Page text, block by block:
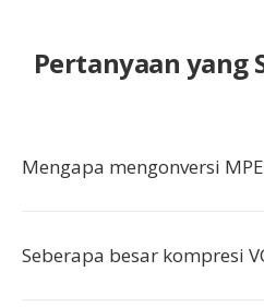
Pertanyaan yang
Mengapa mengonversi
Seberapa besar kompresi